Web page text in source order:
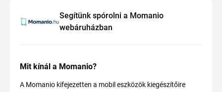
Segítünk spórolni a Momanio
webáruházban
Mit kínál a Momanio?
A Momanio kifejezetten a mobil eszközök kiegészítőire